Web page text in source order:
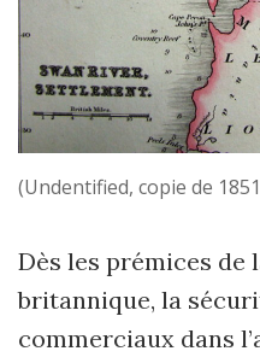
(Undentified, copie de
Dès les prémices de
britannique, la
commerciaux dans